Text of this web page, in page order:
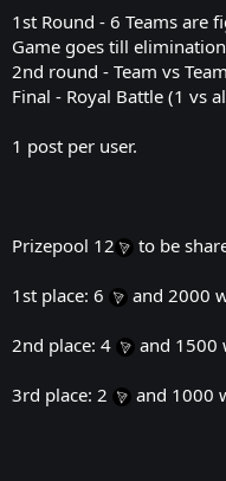
1st Round - 6 Teams are
Game goes till
2nd round - Team vs
Final - Royal Battle (1 vs
1 post per user.
Prizepool 12 to be
1st place: 6 and 2000
2nd place: 4 and 1500
3rd place: 2 and 1000